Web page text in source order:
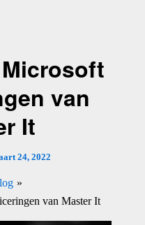
van
It
24, 2022
van Master It